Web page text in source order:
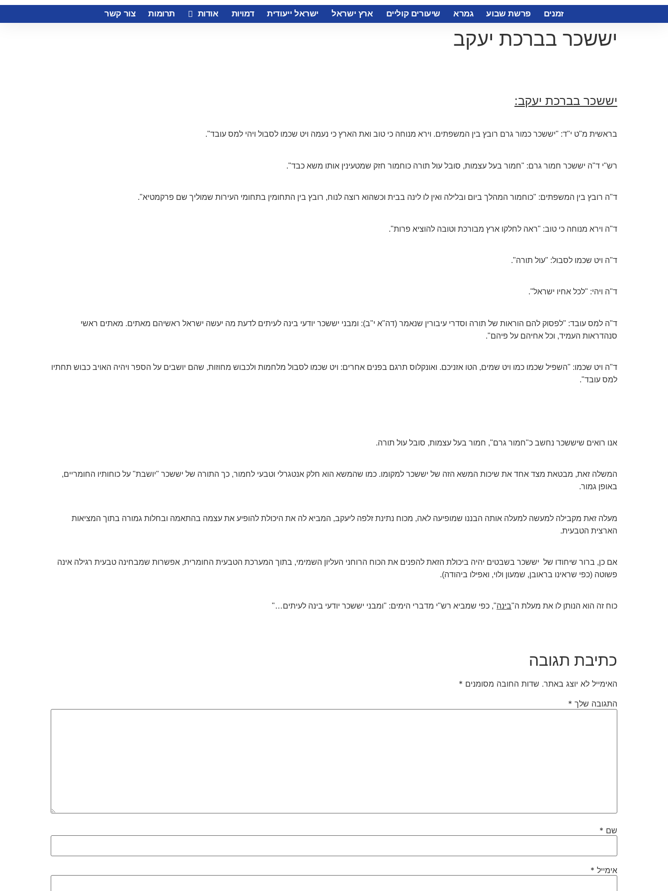
זמנים פרשת שבוע גמרא שיעורים קוליים ארץ ישראל ישראל ייעודית דמויות אודות תרומות צור קשר
יששכר בברכת יעקב
יששכר בברכת יעקב:
בראשית מ"ט י"ד: "יששכר כמור גרם רובץ בין המשפתים. וירא מנוחה כי טוב ואת הארץ כי נעמה ויט שכמו לסבול ויהי למס עובד".
רש"י ד"ה יששכר חמור גרם: "חמור בעל עצמות, סובל עול תורה כוחמור חזק שמטעינין אותו משא כבד".
ד"ה רובץ בין המשפתים: "כוחמור המהלך ביום ובלילה ואין לו לינה בבית וכשהוא רוצה לנוח, רובץ בין התחומין בתחומי העירות שמוליך שם פרקמטיא".
ד"ה וירא מנוחה כי טוב: "ראה לחלקו ארץ מבורכת וטובה להוציא פרות".
ד"ה ויט שכמו לסבול: "עול תורה".
ד"ה ויהי: "לכל אחיו ישראל".
ד"ה למס עובד: "לפסוק להם הוראות של תורה וסדרי עיבורין שנאמר (דה"א י"ב): ומבני יששכר יודעי בינה לעיתים לדעת מה יעשה ישראל ראשיהם מאתים. מאתים ראשי
סנהדראות העמיד, וכל אחיהם על פיהם".
ד"ה ויט שכמו: "השפיל שכמו כמו ויט שמים, הטו אזניכם. ואונקלוס תרגם בפנים אחרים: ויט שכמו לסבול מלחמות ולכבוש מחוזות, שהם יושבים על הספר ויהיה האויב כבוש תחתיו
למס עובד".
אנו רואים שיששכר נחשב כ"חמור גרם", חמור בעל עצמות, סובל עול תורה.
המשלה זאת, מבטאת מצד אחד את שיכות המשא הזה של יששכר למקומו. כמו שהמשא הוא חלק אנטגרלי וטבעי לחמור, כך התורה של יששכר "יושבת" על כוחותיו החומריים,
באופן גמור.
מעלה זאת מקבילה למעשה למעלה אותה הבננו שמופיעה לאה, מכוח נתינת זלפה ליעקב, המביא לה את היכולת להופיע את עצמה בהתאמה ובחלות גמורה בתוך המציאות
הארצית הטבעית.
אם כן, ברור שיחודו של יששכר בשבטים יהיה ביכולת הזאת להפנים את הכוח הרוחני העליון השמימי, בתוך המערכת הטבעית החומרית, אפשרות שמבחינה טבעית רגילה אינה
פשוטה (כפי שראינו בראובן, שמעון ולוי, ואפילו ביהודה).
כוח זה הוא הנותן לו את מעלת ה"בינה", כפי שמביא רש"י מדברי הימים: "ומבני יששכר יודעי בינה לעיתים…"
כתיבת תגובה
האימייל לא יוצג באתר. שדות החובה מסומנים *
התגובה שלך *
שם *
אימייל *